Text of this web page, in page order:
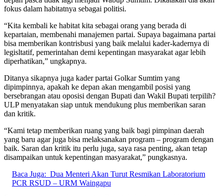
fokus dalam habitatnya sebagai politisi.
“Kita kembali ke habitat kita sebagai orang yang berada di
kepartaian, membenahi manajemen partai. Supaya bagaimana partai
bisa memberikan kontrisbusi yang baik melalui kader-kadernya di
legisltatif, pemerintahan demi kepentingan masyarakat agar lebih
diperhatikan,” ungkapnya.
Ditanya sikapnya juga kader partai Golkar Sumtim yang
dipimpinnya, apakah ke depan akan mengambil posisi yang
bersebrangan atau oposisi dengan Bupati dan Wakil Bupati terpilih?
ULP menyatakan siap untuk mendukung plus memberikan saran
dan kritik.
“Kami tetap memberikan ruang yang baik bagi pimpinan daerah
yang baru agar juga bisa melaksanakan program – program dengan
baik. Saran dan kritik itu perlu juga, saya rasa penting, akan tetap
disampaikan untuk kepentingan masyarakat,” pungkasnya.
Baca Juga: Dua Menteri Akan Turut Resmikan Laboratorium
PCR RSUD – URM Waingapu